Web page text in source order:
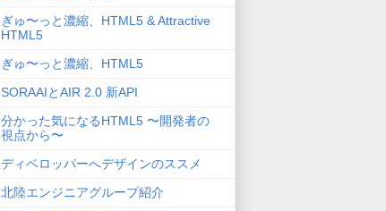
ぎゅ〜っと濃縮、HTML5 & Attractive
HTML5
ぎゅ〜っと濃縮、HTML5
SORAAIとAIR 2.0 新API
分かった気になるHTML5 〜開発者の
視点から〜
ディベロッパーへデザインのススメ
北陸エンジニアグループ紹介